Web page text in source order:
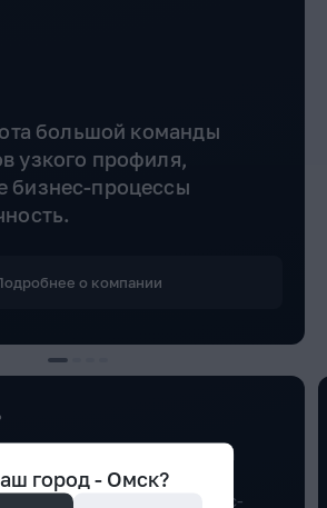
большой команды
узкого профиля,
бизнес-процессы
о компании
партнеры Яндекса
проводим внутреннее
приглашаем бизнес-
город - Омск?